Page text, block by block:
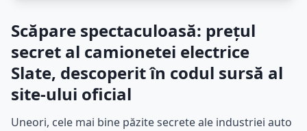
Scăpare spectaculoasă: prețul
secret al camionetei electrice
Slate, descoperit în codul sursă al
site-ului oficial
Uneori, cele mai bine păzite secrete ale industriei auto